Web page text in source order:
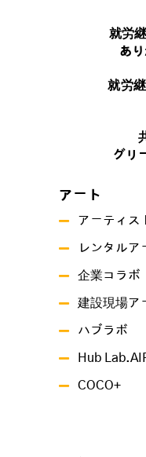
就労
あ
就労
グリ
アート
アーティス
レンタルア
企業コラボ
建設現場ア
ハブラボ
Hub
COCO+